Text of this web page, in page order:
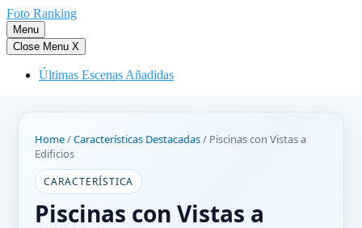
Saltar
al
contenido
Foto Ranking
Menu
Close Menu X
Últimas Escenas Añadidas
Home/Características Destacadas/ Piscinas con Vistas a
Edificios
CARACTERÍSTICA
Piscinas con Vistas a